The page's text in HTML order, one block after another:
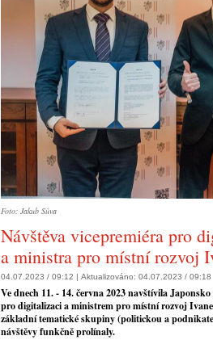
Foto: Jakub Sůva
Návštěva vicepremiéra pro
a ministra pro místní rozvoj
04.07.2023 / 09:12 | Aktualizováno: 04.07.2023 / 09:18
Ve dnech 11. - 14. června 2023 navštívila
pro digitalizaci a ministrem pro místní rozvoj
základní tematické skupiny (politickou a
návštěvy funkčně prolínaly.